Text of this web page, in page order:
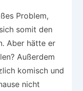
Problem,
somit den
Aber hätte er
Außerdem
komisch und
nicht